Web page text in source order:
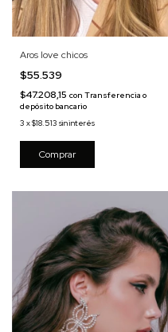
Aros love chicos
$55.539
$47.208,15 con Transferencia o
depósito bancario
3 x$18.513 sin interés